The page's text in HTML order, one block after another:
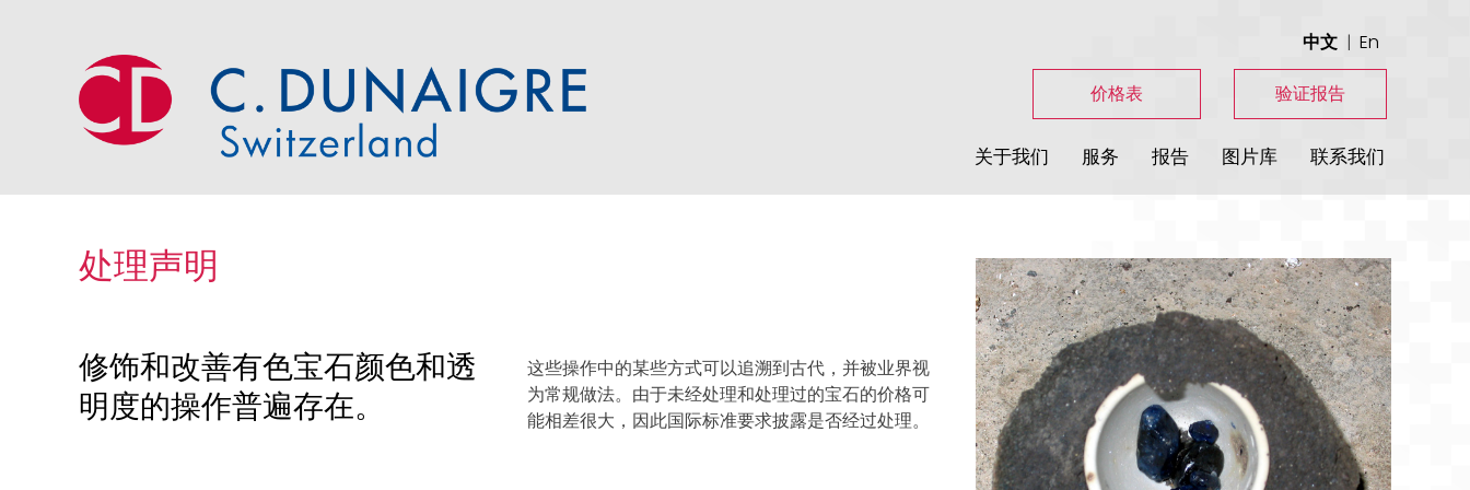
Skip
to
content
中文 En
C. Dunaigre Consulting GmbH
Providing high quality, reliable and fast services to our clientele worldwide
价格表 验证报告
关于我们 服务 报告 图片库 联系我们
处理声明
修饰和改善有色宝石颜色和透
明度的操作普遍存在。
这些操作中的某些方式可以追溯到古代，并被业界视
为常规做法。由于未经处理和处理过的宝石的价格可
能相差很大，因此国际标准要求披露是否经过处理。